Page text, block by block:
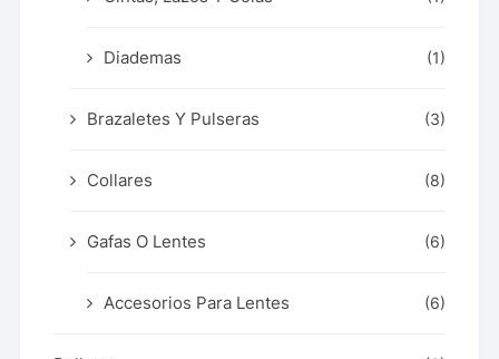
Diademas (1)
Brazaletes Y Pulseras (3)
Collares (8)
Gafas O Lentes (6)
Accesorios Para Lentes (6)